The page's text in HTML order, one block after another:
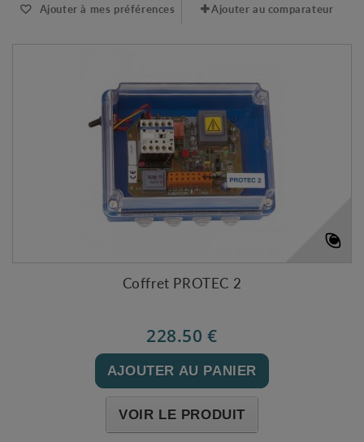
Ajouter à mes préférences Ajouter au comparateur
Coffret PROTEC 2
228.50 €
AJOUTER AU PANIER
VOIR LE PRODUIT